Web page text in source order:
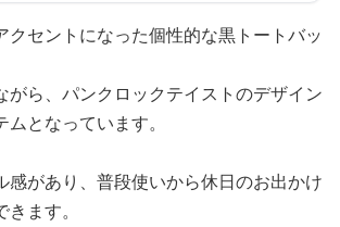
クセントになった個性的な黒トートバッ
がら、パンクロックテイストのデザイン
となっています。
感があり、普段使いから休日のお出かけ
ます。